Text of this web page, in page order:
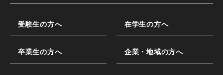
受験生の方へ 在学生の方へ
卒業生の方へ 企業・地域の方へ